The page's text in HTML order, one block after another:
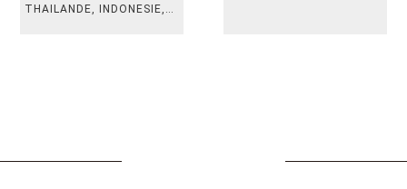
THAILANDE, INDONESIE,